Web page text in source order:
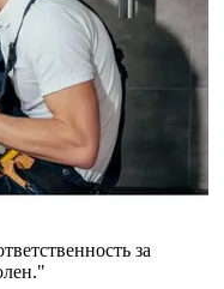
за